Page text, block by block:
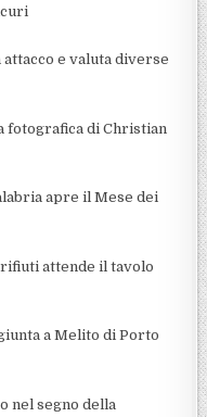
e valuta diverse
fotografica di Christian
apre il Mese dei
rifiuti attende il tavolo
a Melito di Porto
nel segno della